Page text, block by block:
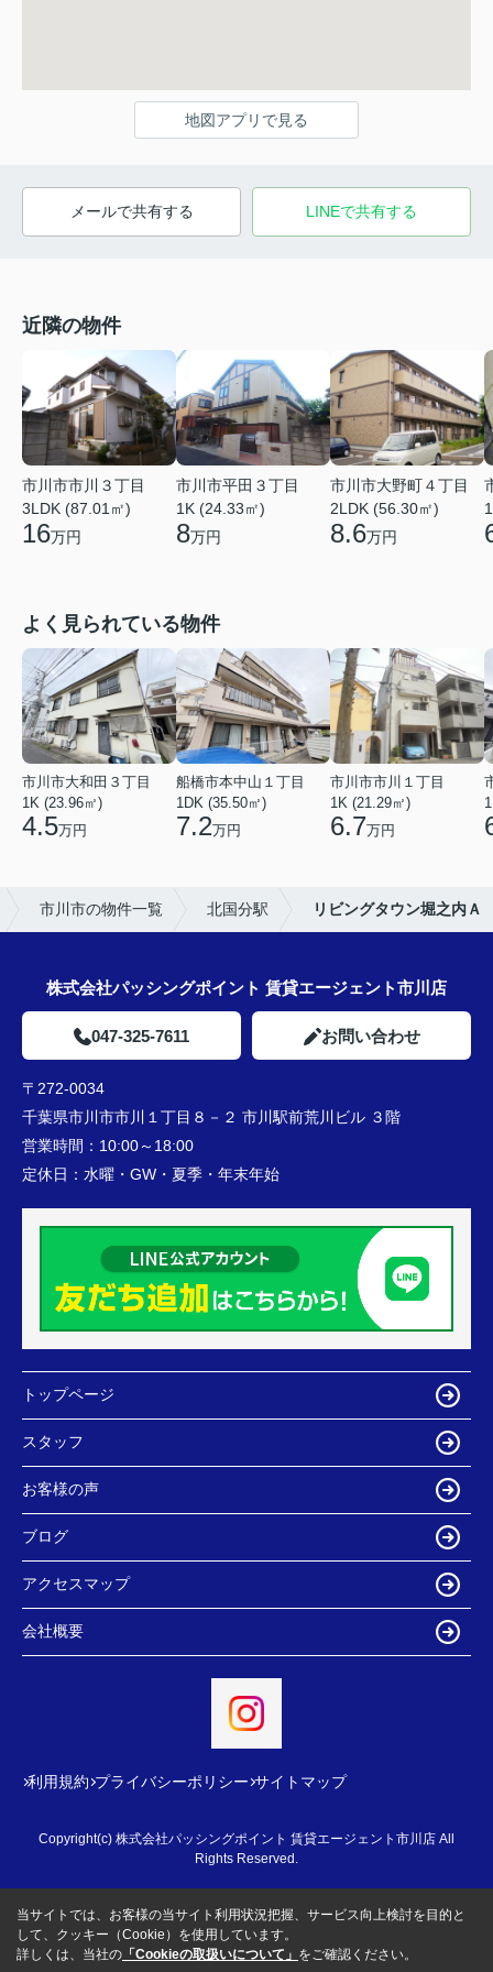
地図アプリで見る
メールで共有する LINEで共有する
近隣の物件
市川市市川３丁目
3LDK (87.01㎡)
16万円
市川市平田３丁目
1K (24.33㎡)
8万円
市川市大野町４丁目
2LDK (56.30㎡)
8.6万円
よく見られている物件
市川市大和田３丁目
1K (23.96㎡)
4.5万円
船橋市本中山１丁目
1DK (35.50㎡)
7.2万円
市川市市川１丁目
1K (21.29㎡)
6.7万円
市川市の物件一覧 北国分駅 リビングタウン堀之内Ａ
株式会社パッシングポイント 賃貸エージェント市川店
047-325-7611 お問い合わせ
〒272-0034
千葉県市川市市川１丁目８－２ 市川駅前荒川ビル ３階
営業時間： 10:00～18:00
定休日： 水曜・GW・夏季・年末年始
トップページ
スタッフ
お客様の声
ブログ
アクセスマップ
会社概要
利用規約 プライバシーポリシー サイトマップ
Copyright(c) 株式会社パッシングポイント 賃貸エージェント市川店 All
Rights Reserved.
当サイトでは、お客様の当サイト利用状況把握、サービス向上検討を目的と
して、クッキー（Cookie）を使用しています。
詳しくは、当社の 「Cookieの取扱いについて」 をご確認ください。